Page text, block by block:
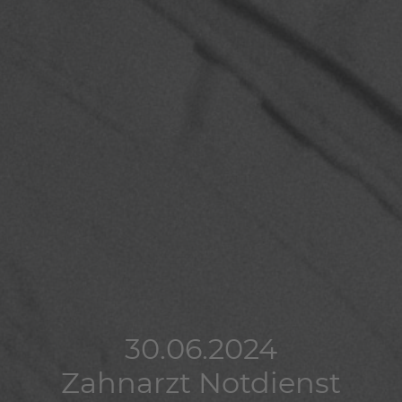
30.06.2024
Zahnarzt Notdienst
30.06.2024
Zahnarzt Notdienst
30.06.2024
Zahnarzt Notdienst